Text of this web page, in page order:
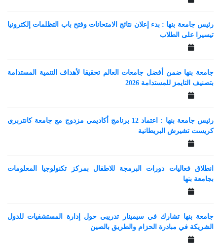
رئيس جامعة بنها : بدء إعلان نتائج الامتحانات وفتح باب التظلمات إلكترونيا
تيسيرا على الطلاب
جامعة بنها ضمن أفضل جامعات العالم تحقيقا لأهداف التنمية المستدامة
بتصنيف التايمز للمستدامة 2026
رئيس جامعة بنها : اعتماد 12 برنامج أكاديمي مزدوج مع جامعة كانتربري
كريست تشيرش البريطانية
انطلاق فعاليات دورات البرمجة للاطفال بمركز تكنولوجيا المعلومات
بجامعة بنها
جامعة بنها تشارك في سيمينار تدريبي حول إدارة المستشفيات للدول
الشريكة في مبادرة الحزام والطريق بالصين